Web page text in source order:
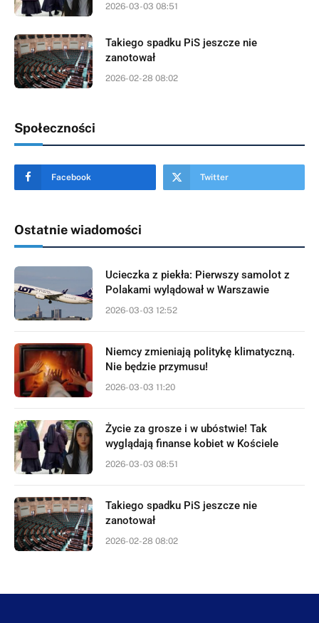
2026-03-03 08:51
Takiego spadku PiS jeszcze nie
zanotował
2026-02-28 08:02
Społeczności
Facebook Twitter
Ostatnie wiadomości
Ucieczka z piekła: Pierwszy samolot z
Polakami wylądował w Warszawie
2026-03-03 12:52
Niemcy zmieniają politykę klimatyczną.
Nie będzie przymusu!
2026-03-03 11:20
Życie za grosze i w ubóstwie! Tak
wyglądają finanse kobiet w Kościele
2026-03-03 08:51
Takiego spadku PiS jeszcze nie
zanotował
2026-02-28 08:02